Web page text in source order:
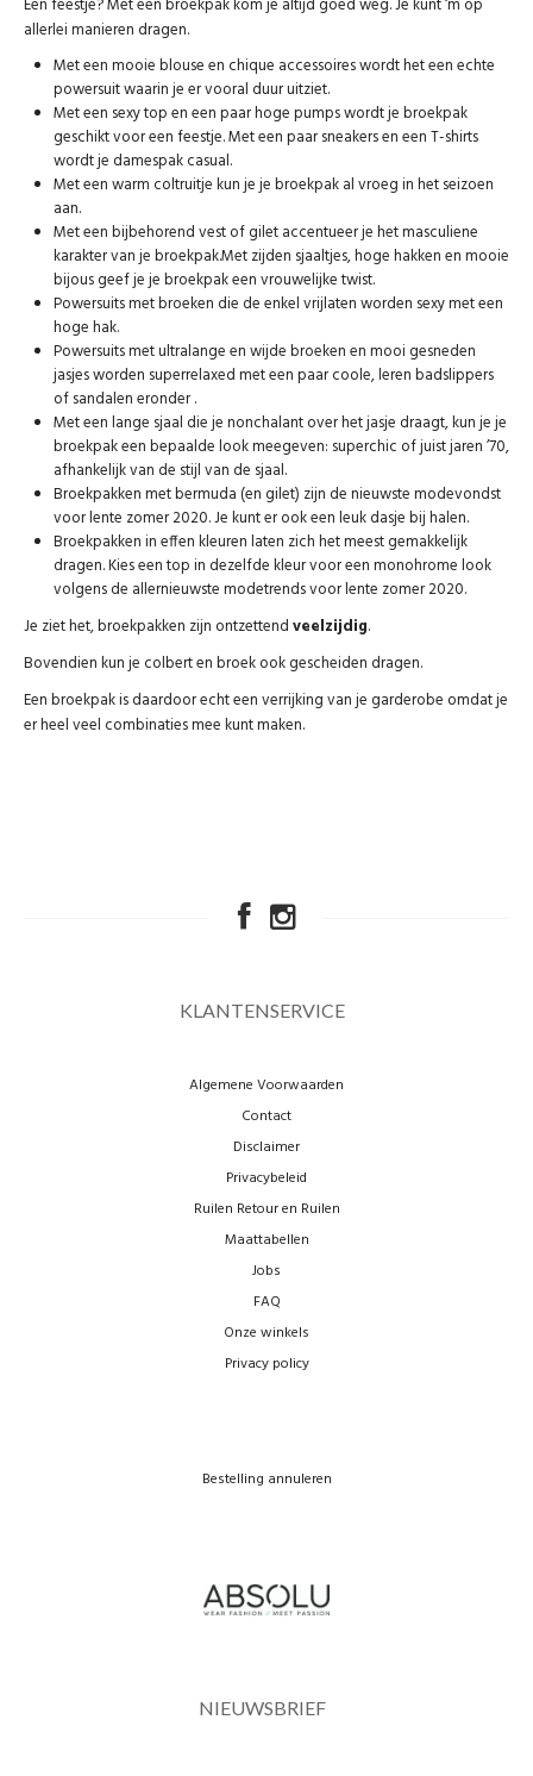
allerlei manieren dragen.
Met een mooie blouse en chique accessoires wordt het een echte
powersuit waarin je er vooral duur uitziet.
Met een sexy top en een paar hoge pumps wordt je broekpak
geschikt voor een feestje. Met een paar sneakers en een T-shirts
wordt je damespak casual.
Met een warm coltruitje kun je je broekpak al vroeg in het seizoen
aan.
Met een bijbehorend vest of gilet accentueer je het masculiene
karakter van je broekpak.Met zijden sjaaltjes, hoge hakken en mooie
bijous geef je je broekpak een vrouwelijke twist.
Powersuits met broeken die de enkel vrijlaten worden sexy met een
hoge hak.
Powersuits met ultralange en wijde broeken en mooi gesneden
jasjes worden superrelaxed met een paar coole, leren badslippers
of sandalen eronder .
Met een lange sjaal die je nonchalant over het jasje draagt, kun je je
broekpak een bepaalde look meegeven: superchic of juist jaren ’70,
afhankelijk van de stijl van de sjaal.
Broekpakken met bermuda (en gilet) zijn de nieuwste modevondst
voor lente zomer 2020. Je kunt er ook een leuk dasje bij halen.
Broekpakken in effen kleuren laten zich het meest gemakkelijk
dragen. Kies een top in dezelfde kleur voor een monohrome look
volgens de allernieuwste modetrends voor lente zomer 2020.
Je ziet het, broekpakken zijn ontzettendveelzijdig.
Bovendien kun je colbert en broek ook gescheiden dragen.
Een broekpak is daardoor echt een verrijking van je garderobe omdat je
er heel veel combinaties mee kunt maken.
KLANTENSERVICE
Algemene Voorwaarden
Contact
Disclaimer
Privacybeleid
Ruilen Retour en Ruilen
Maattabellen
Jobs
FAQ
Onze winkels
Privacy policy
Bestelling annuleren
NIEUWSBRIEF